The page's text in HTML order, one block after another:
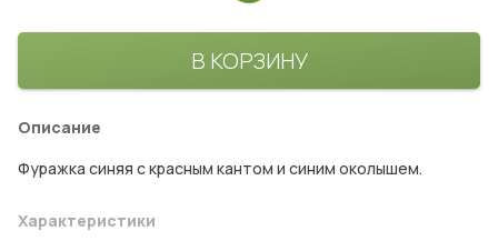
В КОРЗИНУ
Описание
Фуражка синяя с красным кантом и синим околышем.
Характеристики